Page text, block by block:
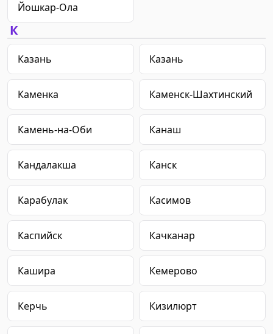
Йошкар-Ола
К
Казань Казань
Каменка Каменск-Шахтинский
Камень-на-Оби Канаш
Кандалакша Канск
Карабулак Касимов
Каспийск Качканар
Кашира Кемерово
Керчь Кизилюрт